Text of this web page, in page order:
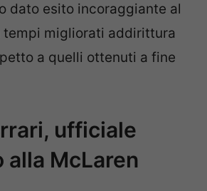
dato esito incoraggiante al
tempi migliorati addirittura
a quelli ottenuti a fine
ufficiale
alla McLaren